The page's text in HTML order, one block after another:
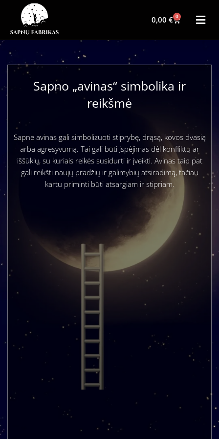
0,00 € 0
Sapno „avinas“ simbolika ir
reikšmė
Sapne avinas gali simbolizuoti stiprybę, drąsą, kovos dvasią
arba agresyvumą. Tai gali būti įspėjimas dėl konfliktų ar
iššūkių, su kuriais reikės susidurti ir įveikti. Avinas taip pat
gali reikšti naujų pradžių ir galimybių atsiradimą, tačiau
kartu priminti būti atsargiam ir stipriam.